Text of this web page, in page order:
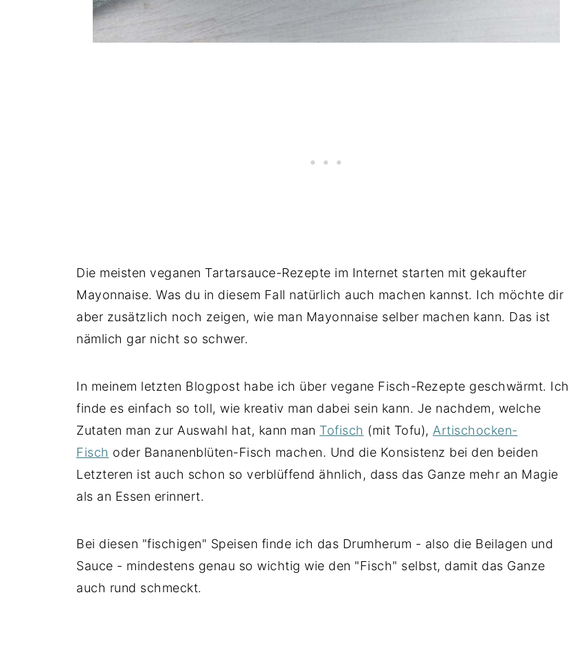
Die meisten veganen Tartarsauce-Rezepte im Internet starten mit gekaufter
Mayonnaise. Was du in diesem Fall natürlich auch machen kannst. Ich möchte dir
aber zusätzlich noch zeigen, wie man Mayonnaise selber machen kann. Das ist
nämlich gar nicht so schwer.
In meinem letzten Blogpost habe ich über vegane Fisch-Rezepte geschwärmt. Ich
finde es einfach so toll, wie kreativ man dabei sein kann. Je nachdem, welche
Zutaten man zur Auswahl hat, kann man Tofisch (mit Tofu), Artischocken-
Fisch oder Bananenblüten-Fisch machen. Und die Konsistenz bei den beiden
Letzteren ist auch schon so verblüffend ähnlich, dass das Ganze mehr an Magie
als an Essen erinnert.
Bei diesen "fischigen" Speisen finde ich das Drumherum - also die Beilagen und
Sauce - mindestens genau so wichtig wie den "Fisch" selbst, damit das Ganze
auch rund schmeckt.